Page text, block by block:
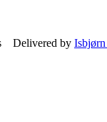
Delivered by